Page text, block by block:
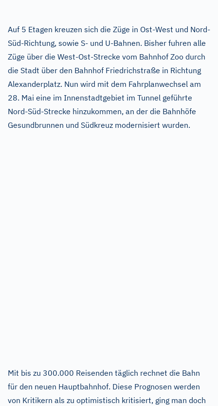
Auf 5 Etagen kreuzen sich die Züge in Ost-West und Nord-
Süd-Richtung, sowie S- und U-Bahnen. Bisher fuhren alle
Züge über die West-Ost-Strecke vom Bahnhof Zoo durch
die Stadt über den Bahnhof Friedrichstraße in Richtung
Alexanderplatz. Nun wird mit dem Fahrplanwechsel am
28. Mai eine im Innenstadtgebiet im Tunnel geführte
Nord-Süd-Strecke hinzukommen, an der die Bahnhöfe
Gesundbrunnen und Südkreuz modernisiert wurden.
Mit bis zu 300.000 Reisenden täglich rechnet die Bahn
für den neuen Hauptbahnhof. Diese Prognosen werden
von Kritikern als zu optimistisch kritisiert, ging man doch